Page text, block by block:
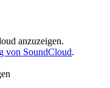
anzuzeigen.
von SoundCloud.